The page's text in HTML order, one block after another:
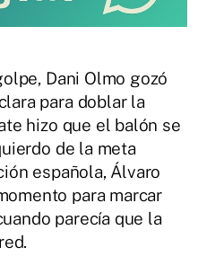
Dani Olmo gozó
para doblar la
hizo que el balón se
de la meta
española, Álvaro
para marcar
parecía que la